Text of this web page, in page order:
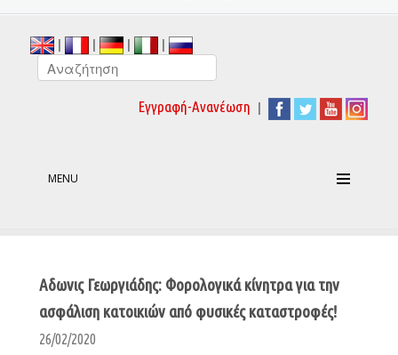
| | | |
Εγγραφή-Ανανέωση |
MENU
Αδωνις Γεωργιάδης: Φορολογικά κίνητρα για την
ασφάλιση κατοικιών από φυσικές καταστροφές!
26/02/2020